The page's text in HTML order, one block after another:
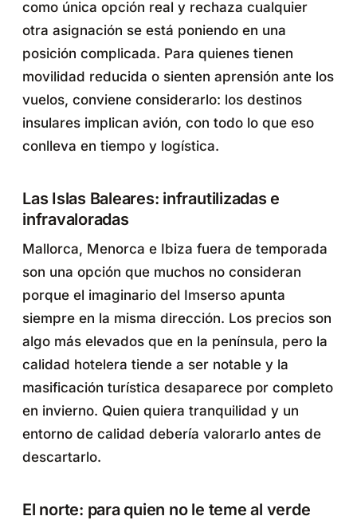
como única opción real y rechaza cualquier
otra asignación se está poniendo en una
posición complicada. Para quienes tienen
movilidad reducida o sienten aprensión ante los
vuelos, conviene considerarlo: los destinos
insulares implican avión, con todo lo que eso
conlleva en tiempo y logística.
Las Islas Baleares: infrautilizadas e
infravaloradas
Mallorca, Menorca e Ibiza fuera de temporada
son una opción que muchos no consideran
porque el imaginario del Imserso apunta
siempre en la misma dirección. Los precios son
algo más elevados que en la península, pero la
calidad hotelera tiende a ser notable y la
masificación turística desaparece por completo
en invierno. Quien quiera tranquilidad y un
entorno de calidad debería valorarlo antes de
descartarlo.
El norte: para quien no le teme al verde